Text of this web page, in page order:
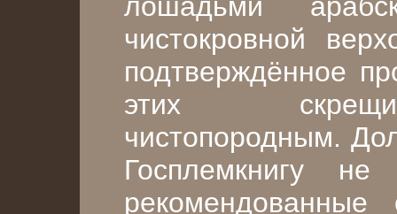
чистокровной
подтверждённое
этих
чистопородным.
Госплемкнигу